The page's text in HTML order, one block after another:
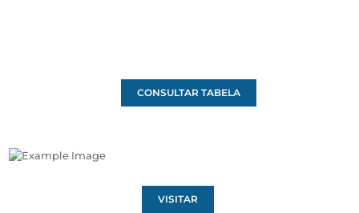
CONSULTAR TABELA
VISITAR